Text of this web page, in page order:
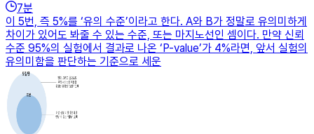
7분
이 5번, 즉 5%를 ‘유의 수준’이라고 한다. A와 B가 정말로 유의미하게
차이가 있어도 봐줄 수 있는 수준, 또는 마지노선인 셈이다. 만약 신뢰
수준 95%의 실험에서 결과로 나온 ‘P-value’가 4%라면, 앞서 실험의
유의미함을 판단하는 기준으로 세운